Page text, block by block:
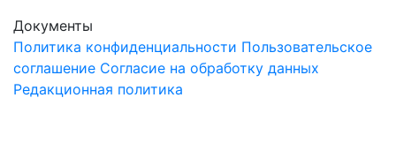
Документы
Политика конфиденциальности Пользовательское
соглашение Согласие на обработку данных
Редакционная политика